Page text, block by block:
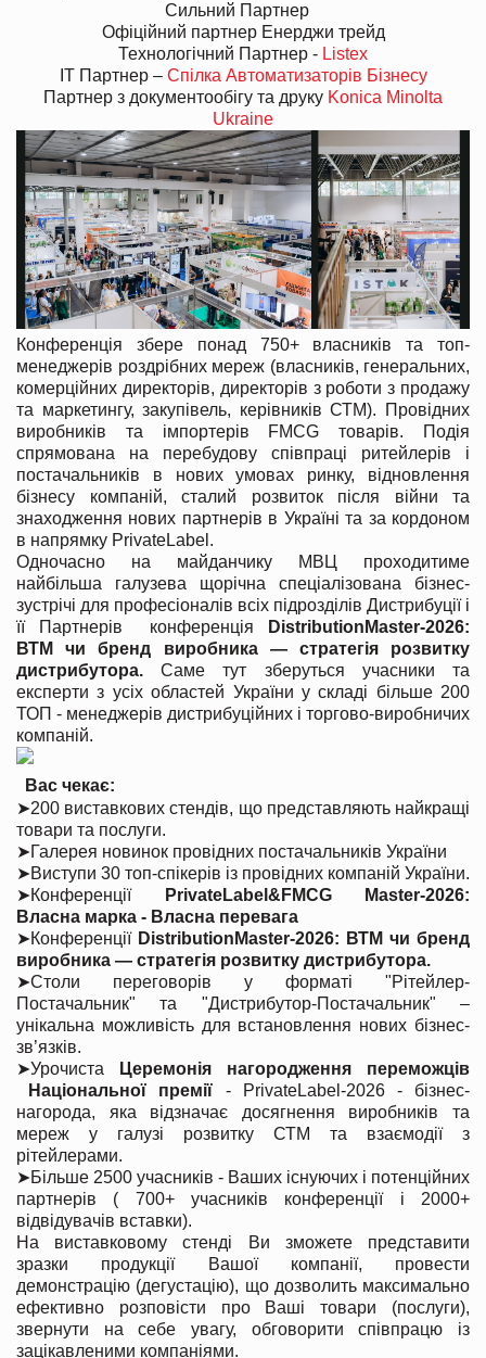
Сильний Партнер
Офіційний партнер Енерджи трейд
Технологічний Партнер - Listex
ІТ Партнер – Спілка Автоматизаторів Бізнесу
Партнер з документообігу та друку Konica Minolta
Ukraine
Конференція збере понад 750+ власників та топ-
менеджерів роздрібних мереж (власників, генеральних,
комерційних директорів, директорів з роботи з продажу
та маркетингу, закупівель, керівників СТМ). Провідних
виробників та імпортерів FMCG товарів. Подія
спрямована на перебудову співпраці ритейлерів і
постачальників в нових умовах ринку, відновлення
бізнесу компаній, сталий розвиток після війни та
знаходження нових партнерів в Україні та за кордоном
в напрямку PrivateLabel.
Одночасно на майданчику МВЦ проходитиме
найбільша галузева щорічна спеціалізована бізнес-
зустрічі для професіоналів всіх підрозділів Дистрибуції і
її Партнерів конференція
DistributionMaster-2026:
ВТМ чи бренд виробника — стратегія розвитку
дистрибутора.Саме тут зберуться учасники та
експерти з усіх областей України у складі більше 200
ТОП - менеджерів дистрибуційних і торгово-виробничих
компаній.
Вас чекає:
➤200 виставкових стендів, що представляють найкращі
товари та послуги.
➤Галерея новинок провідних постачальників України
➤Виступи 30 топ-спікерів із провідних компаній України.
➤Конференції PrivateLabel&FMCG Master-2026:
Власна марка - Власна перевага
➤Конференції DistributionMaster-2026: ВТМ чи бренд
виробника — стратегія розвитку дистрибутора.
➤Столи переговорів у форматі "Рітейлер-
Постачальник" та "Дистрибутор-Постачальник" –
унікальна можливість для встановлення нових бізнес-
зв’язків.
➤Урочиста
Церемонія нагородження переможців
Національної премії - PrivateLabel-2026 - бізнес-
нагорода, яка відзначає досягнення виробників та
мереж у галузі розвитку СТМ та взаємодії з
рітейлерами.
➤Більше 2500 учасників - Ваших існуючих і потенційних
партнерів ( 700+ учасників конференції і 2000+
відвідувачів вставки).
На виставковому стенді Ви зможете представити
зразки продукції Вашої компанії, провести
демонстрацію (дегустацію), що дозволить максимально
ефективно розповісти про Ваші товари (послуги),
звернути на себе увагу, обговорити співпрацю із
зацікавленими компаніями.